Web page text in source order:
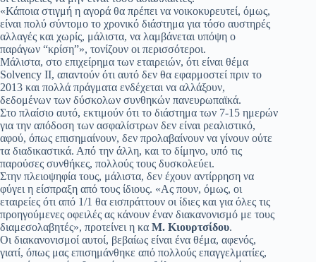
«Κάποια στιγμή η αγορά θα πρέπει να νοικοκυρευτεί, όμως,
είναι πολύ σύντομο το χρονικό διάστημα για τόσο αυστηρές
αλλαγές και χωρίς, μάλιστα, να λαμβάνεται υπόψη ο
παράγων “κρίση”», τονίζουν οι περισσότεροι.
Μάλιστα, στο επιχείρημα των εταιρειών, ότι είναι θέμα
Solvency II, απαντούν ότι αυτό δεν θα εφαρμοστεί πριν το
2013 και πολλά πράγματα ενδέχεται να αλλάξουν,
δεδομένων των δύσκολων συνθηκών πανευρωπαϊκά.
Στο πλαίσιο αυτό, εκτιμούν ότι το διάστημα των 7-15 ημερών
για την απόδοση των ασφαλίστρων δεν είναι ρεαλιστικό,
αφού, όπως επισημαίνουν, δεν προλαβαίνουν να γίνουν ούτε
τα διαδικαστικά. Από την άλλη, και το δίμηνο, υπό τις
παρούσες συνθήκες, πολλούς τους δυσκολεύει.
Στην πλειοψηφία τους, μάλιστα, δεν έχουν αντίρρηση να
φύγει η είσπραξη από τους ίδιους. «Ας πουν, όμως, οι
εταιρείες ότι από 1/1 θα εισπράττουν οι ίδιες και για όλες τις
προηγούμενες οφειλές ας κάνουν έναν διακανονισμό με τους
διαμεσολαβητές», προτείνει η κα Μ. Κιουρτσίδου.
Οι διακανονισμοί αυτοί, βεβαίως είναι ένα θέμα, αφενός,
γιατί, όπως μας επισημάνθηκε από πολλούς επαγγελματίες,